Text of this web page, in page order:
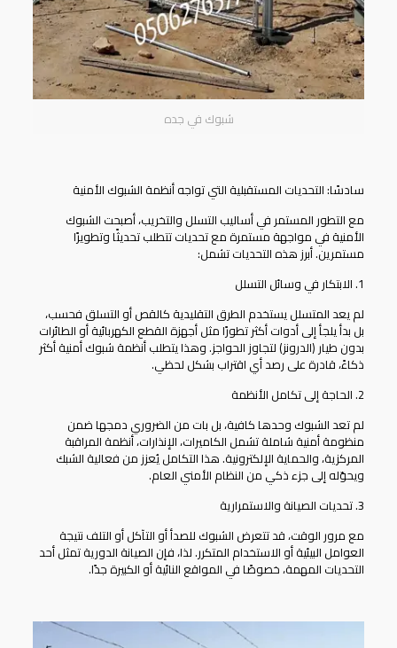
شبوك في جده
سادسًا: التحديات المستقبلية التي تواجه أنظمة الشبوك الأمنية
مع التطور المستمر في أساليب التسلل والتخريب، أصبحت الشبوك
الأمنية في مواجهة مستمرة مع تحديات تتطلب تحديثًا وتطويرًا
مستمرين. أبرز هذه التحديات تشمل:
1. الابتكار في وسائل التسلل
لم يعد المتسلل يستخدم الطرق التقليدية كالقص أو التسلق فحسب،
بل بدأ يلجأ إلى أدوات أكثر تطورًا مثل أجهزة القطع الكهربائية أو الطائرات
بدون طيار (الدرونز) لتجاوز الحواجز. وهذا يتطلب أنظمة شبوك أمنية أكثر
ذكاءً، قادرة على رصد أي اقتراب بشكل لحظي.
2. الحاجة إلى تكامل الأنظمة
لم تعد الشبوك وحدها كافية، بل بات من الضروري دمجها ضمن
منظومة أمنية شاملة تشمل الكاميرات، الإنذارات، أنظمة المراقبة
المركزية، والحماية الإلكترونية. هذا التكامل يُعزز من فعالية الشبك
ويحوّله إلى جزء ذكي من النظام الأمني العام.
3. تحديات الصيانة والاستمرارية
مع مرور الوقت، قد تتعرض الشبوك للصدأ أو التآكل أو التلف نتيجة
العوامل البيئية أو الاستخدام المتكرر. لذا، فإن الصيانة الدورية تمثل أحد
التحديات المهمة، خصوصًا في المواقع النائية أو الكبيرة جدًا.